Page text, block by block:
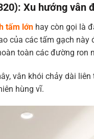
): Xu hướng vân
tấm lớn hay còn gọi là
của các tấm gạch
toàn các đường ron
vân khói chảy dài
hùng vĩ.